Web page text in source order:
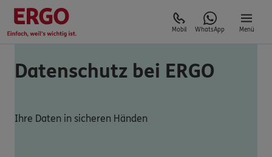
Mobil WhatsApp Menü
Datenschutz bei ERGO
Ihre Daten in sicheren Händen